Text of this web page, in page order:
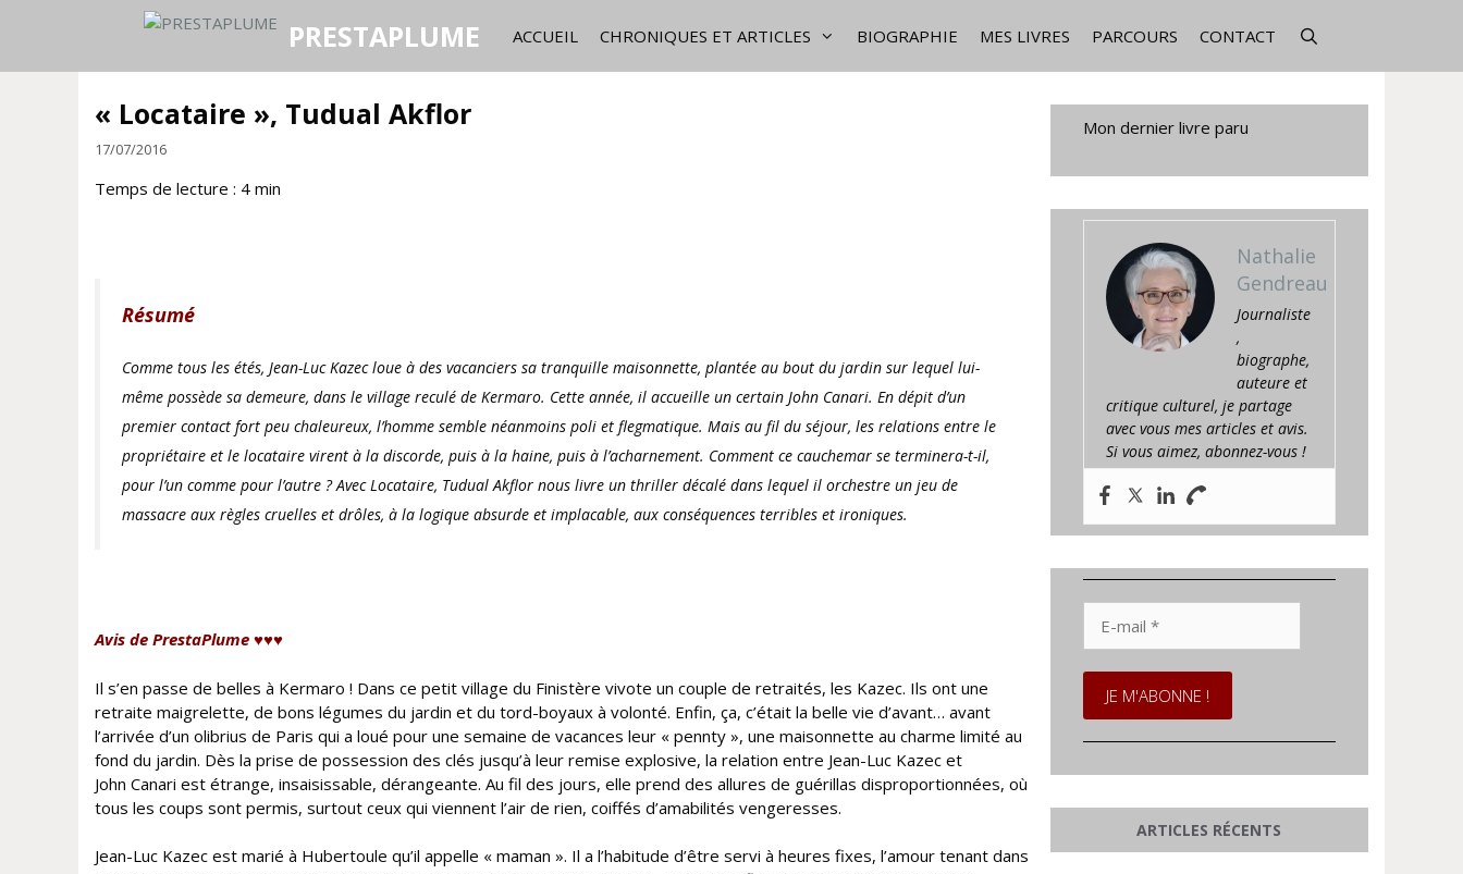
PRESTAPLUME ACCUEIL CHRONIQUES ET ARTICLES BIOGRAPHIE MES LIVRES PARCOURS CONTACT
« Locataire », Tudual Akflor
17/07/2016
Temps de lecture : 4 min
Résumé
Comme tous les étés, Jean-Luc Kazec loue à des vacanciers sa tranquille maisonnette, plantée au bout du jardin sur lequel lui-
même possède sa demeure, dans le village reculé de Kermaro. Cette année, il accueille un certain John Canari. En dépit d’un
premier contact fort peu chaleureux, l’homme semble néanmoins poli et flegmatique. Mais au fil du séjour, les relations entre le
propriétaire et le locataire virent à la discorde, puis à la haine, puis à l’acharnement. Comment ce cauchemar se terminera-t-il,
pour l’un comme pour l’autre ? Avec Locataire, Tudual Akflor nous livre un thriller décalé dans lequel il orchestre un jeu de
massacre aux règles cruelles et drôles, à la logique absurde et implacable, aux conséquences terribles et ironiques.
Avis de PrestaPlume ♥♥♥
Il s’en passe de belles à Kermaro ! Dans ce petit village du Finistère vivote un couple de retraités, les Kazec. Ils ont une
retraite maigrelette, de bons légumes du jardin et du tord-boyaux à volonté. Enfin, ça, c’était la belle vie d’avant… avant
l’arrivée d’un olibrius de Paris qui a loué pour une semaine de vacances leur « pennty », une maisonnette au charme limité au
fond du jardin. Dès la prise de possession des clés jusqu’à leur remise explosive, la relation entre Jean-Luc Kazec et
John Canari est étrange, insaisissable, dérangeante. Au fil des jours, elle prend des allures de guérillas disproportionnées, où
tous les coups sont permis, surtout ceux qui viennent l’air de rien, coiffés d’amabilités vengeresses.
Jean-Luc Kazec est marié à Hubertoule qu’il appelle « maman ». Il a l’habitude d’être servi à heures fixes, l’amour tenant dans
Mon dernier livre paru
Nathalie
Gendreau
Journaliste
,
biographe,
auteure et
critique culturel, je partage
avec vous mes articles et avis.
Si vous aimez, abonnez-vous !
mail
*
ARTICLES RÉCENTS